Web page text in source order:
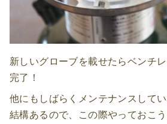
新しいグローブを載せたらベンチ
完了！
他にもしばらくメンテナンスして
結構あるので、この際やっておこ